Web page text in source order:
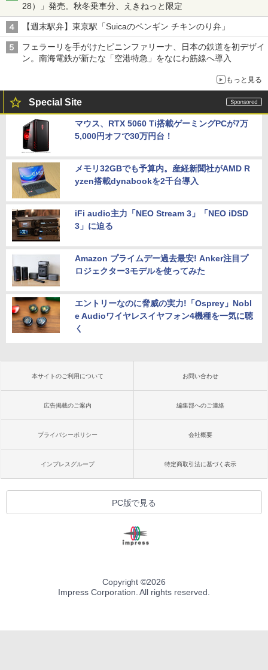
28）」発売。秋冬乗車分、えきねっと限定
【週末駅弁】東京駅「Suicaのペンギン チキンのり弁」
フェラーリを手がけたピニンファリーナ、日本の鉄道を初デザイ
ン。南海電鉄が新たな「空港特急」をなにわ筋線へ導入
もっと見る
Special Site
マウス、RTX 5060 Ti搭載ゲーミングPCが7万
5,000円オフで30万円台！
メモリ32GBでも予算内。産経新聞社がAMD R
yzen搭載dynabookを2千台導入
iFi audio主力「NEO Stream 3」「NEO iDSD
3」に迫る
Amazon プライムデー過去最安! Anker注目プ
ロジェクター3モデルを使ってみた
エントリーなのに脅威の実力!「Osprey」Nobl
e Audioワイヤレスイヤフォン4機種を一気に聴
く
本サイトのご利用について お問い合わせ
広告掲載のご案内 編集部へのご連絡
プライバシーポリシー 会社概要
インプレスグループ 特定商取引法に基づく表示
PC版で見る
Copyright ©2026
Impress Corporation. All rights reserved.